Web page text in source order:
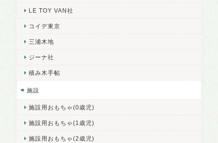
LE TOY VAN社
コイデ東京
三浦木地
ジーナ社
積み木手帖
施設
施設用おもちゃ(0歳児)
施設用おもちゃ(1歳児)
施設用おもちゃ(2歳児)